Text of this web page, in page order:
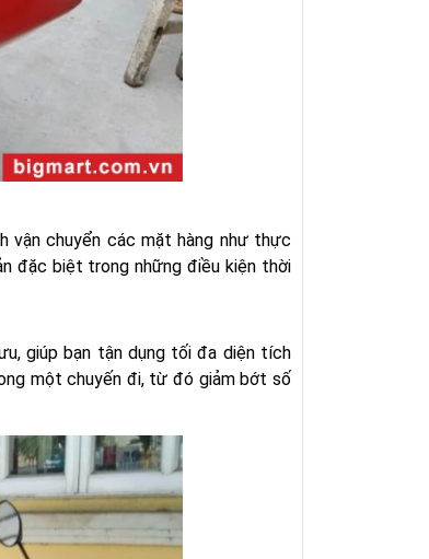
vận chuyển các mặt hàng như thực
đặc biệt trong những điều kiện thời
giúp bạn tận dụng tối đa diện tích
một chuyến đi, từ đó giảm bớt số